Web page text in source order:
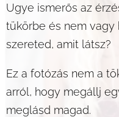
Ugye ismerős az
tükörbe és nem
szereted, amit látsz?
Ez a fotózás nem a
arról, hogy megállj
meglásd magad.